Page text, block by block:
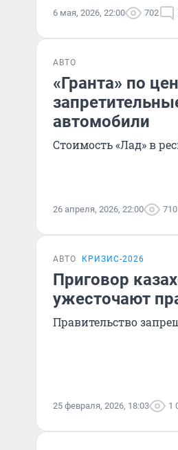
6 мая, 2026, 22:00 702
АВТО
«Гранта» по
автомобили
Стоимость «Лад» в
26 апреля, 2026, 22:00 710
АВТО КРИЗИС-2026
Приговор
ужесточают
Правительство
25 февраля, 2026, 18:03 1